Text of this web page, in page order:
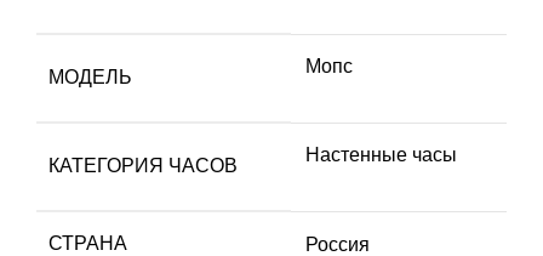
МОДЕЛЬ
Мопс
КАТЕГОРИЯ ЧАСОВ
Настенные часы
СТРАНА
Россия